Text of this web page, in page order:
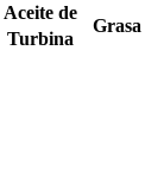
Aceite de
Turbina
Grasa